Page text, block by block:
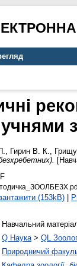
, Гирин В. К.,
(153kB)|
Навчальний
Q Наука> QL
Природничий